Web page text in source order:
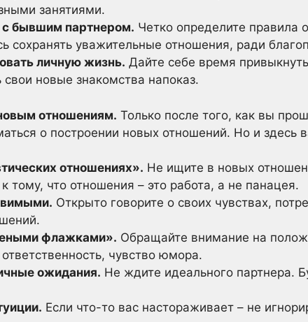
занятиями.
с бывшим партнером. Четко определите правила
сохранять уважительные отношения, ради
личную жизнь. Дайте себе время
новые знакомства напоказ.
отношениям. Только после того, как вы
о построении новых отношений. Но и здесь
отношениях». Не ищите в новых
тому, что отношения – это работа, а не панацея.
Открыто говорите о своих чувствах,
флажками». Обращайте внимание на
чувство юмора.
ожидания. Не ждите идеального партнера.
Если что-то вас настораживает – не